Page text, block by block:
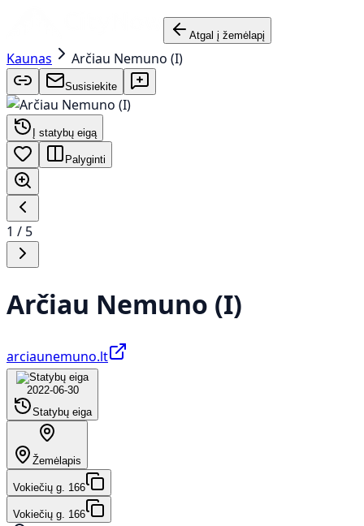
Atgal į žemėlapį
Kaunas Arčiau Nemuno (I)
Susisiekite
Į statybų eigą
Palyginti
1 / 5
Arčiau Nemuno (I)
arciaunemuno.lt
2022-06-30
Statybų eiga
Žemėlapis
Vokiečių g. 166
Vokiečių g. 166